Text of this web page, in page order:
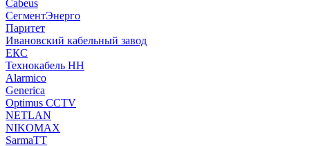
Cabeus
СегментЭнерго
Паритет
Ивановский кабельный завод
ЕКС
Технокабель НН
Alarmico
Generica
Optimus CCTV
NETLAN
NIKOMAX
SarmaTT